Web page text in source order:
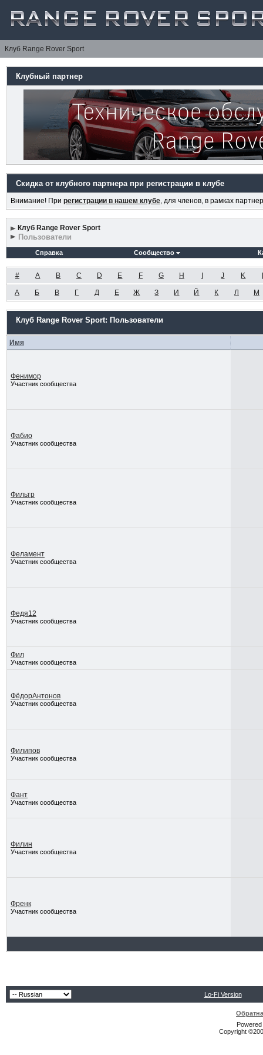
Клуб Range Rover Sport
Клубный партнер
Скидка от клубного партнера при регистрации в клубе
Внимание! При регистрации в нашем клубе, для членов, в рамках
Клуб Range Rover Sport
Пользователи
Справка Сообщество
# A B C D E F G H J K
А Б В Г Д Е Ж З И Й К Л М
Клуб Range Rover Sport: Пользователи
Имя
Фенимор
Участник сообщества
Фабио
Участник сообщества
Фильтр
Участник сообщества
Феламент
Участник сообщества
Федя12
Участник сообщества
Фил
Участник сообщества
ФёдорАнтонов
Участник сообщества
Филипов
Участник сообщества
Фант
Участник сообщества
Филин
Участник сообщества
Френк
Участник сообщества
Lo-Fi Version
Copyright